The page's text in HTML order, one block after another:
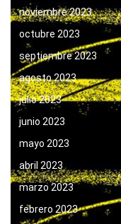
noviembre 2023
octubre 2023
septiembre 2023
agosto 2023
julio 2023
junio 2023
mayo 2023
abril 2023
marzo 2023
febrero 2023